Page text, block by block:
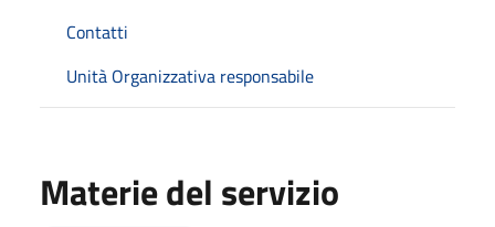
Contatti
Unità Organizzativa responsabile
Materie del servizio